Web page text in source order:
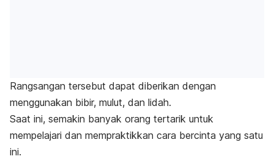
Rangsangan tersebut dapat diberikan dengan
menggunakan bibir, mulut, dan lidah.
Saat ini, semakin banyak orang tertarik untuk
mempelajari dan mempraktikkan cara bercinta yang satu
ini.